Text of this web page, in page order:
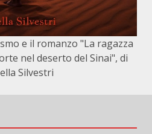
e il romanzo "La ragazza
nel deserto del Sinai", di
Silvestri